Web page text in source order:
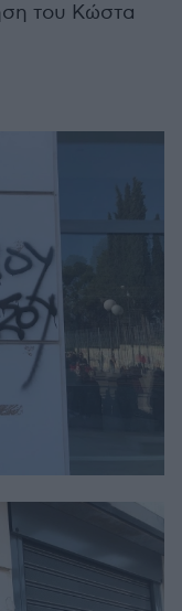
του Κώστα